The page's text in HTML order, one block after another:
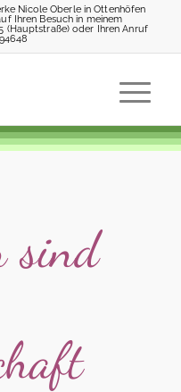
Nicole Oberle in Ottenhöfen
Ihren Besuch in meinem
(Hauptstraße) oder Ihren Anruf
sind